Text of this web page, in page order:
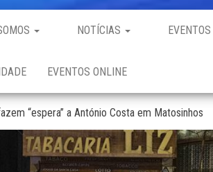
NOTÍCIAS EVENTOS
EVENTOS ONLINE
“espera” a António Costa em Matosinhos